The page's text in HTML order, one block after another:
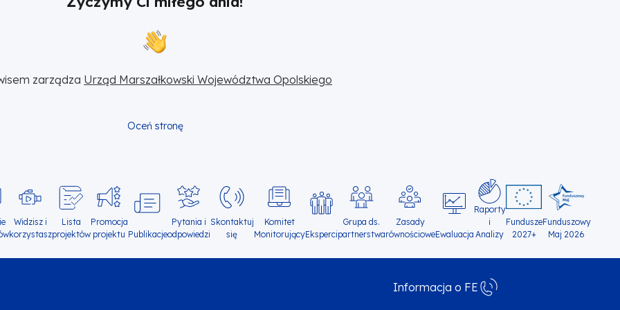
zarządza Urząd Marszałkowski Województwa Opolskiego
Oceń stronę
Widzisz i
korzystasz
Lista
projektów
Promocja
projektu Publikacje
Pytania i
odpowiedzi
Skontaktuj
się
Komitet
MonitorującyEksperci
Grupa ds.
partnerstwa
Zasady
równościoweEwaluacja
Raporty
i
Analizy
Fundusze
2027+
Funduszowy
Maj 2026
Informacja o FE